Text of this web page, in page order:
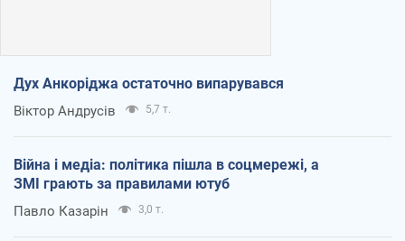
Дух Анкоріджа остаточно випарувався
Віктор Андрусів 5,7 т.
Війна і медіа: політика пішла в соцмережі, а
ЗМІ грають за правилами ютуб
Павло Казарін 3,0 т.